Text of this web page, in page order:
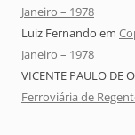
Janeiro – 1978
Luiz Fernando em
Janeiro – 1978
VICENTE PAULO DE
Ferroviária de